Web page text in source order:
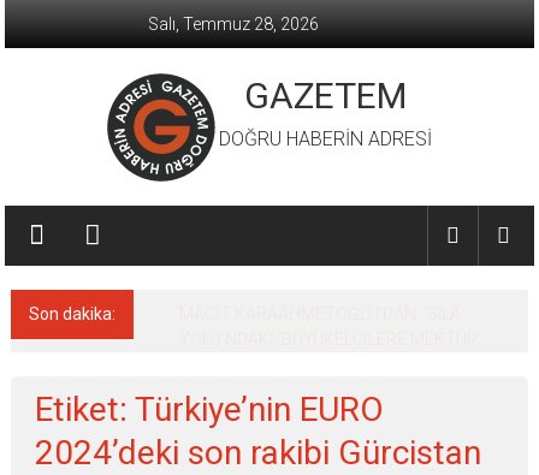
Salı, Temmuz 28, 2026
GAZETEM
DOĞRU HABERİN ADRESİ
Son dakika:
Etiket: Türkiye’nin EURO
2024’deki son rakibi Gürcistan